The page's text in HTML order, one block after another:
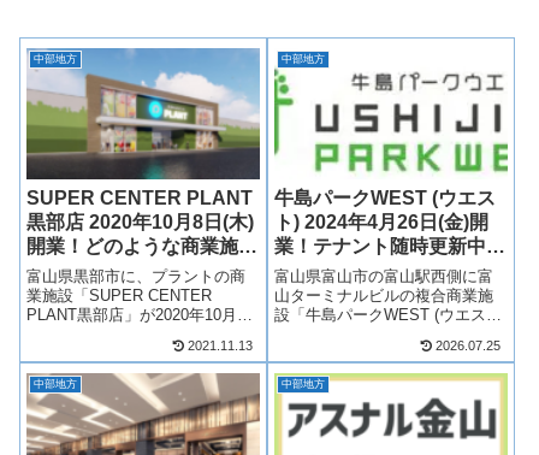
中部地方
SUPER CENTER PLANT
黒部店 2020年10月8日(木)
開業！どのような商業施設
に？
富山県黒部市に、プラントの商
業施設「SUPER CENTER
PLANT黒部店」が2020年10月8
CENTER PLANTとはどのような
形態なのか、営業時間、駐車台
数などについてみていきます。
また、隣接地...
2021.11.13
中部地方
牛島パークWEST (ウエス
ト) 2024年4月26日(金)開
業！テナント随時更新中！
最新情報も！
富山県富山市の富山駅西側に富
山ターミナルビルの複合商業施
設「牛島パークWEST (ウエスト)
牛島パークWEST（ウエスト）
には飲食店やアウトドア関連の
ショップなどを中心に複数店舗
が出店！そんな、牛島パ...
2026.07.25
中部地方 中部地方